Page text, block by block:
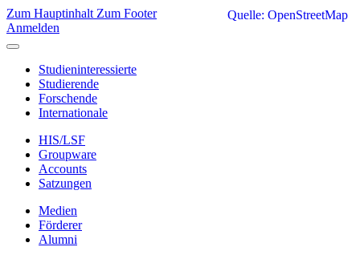
Zum Hauptinhalt Zum Footer
Anmelden
Studieninteressierte
Studierende
Forschende
Internationale
HIS/LSF
Groupware
Accounts
Satzungen
Medien
Förderer
Alumni
Quelle: OpenStreetMap